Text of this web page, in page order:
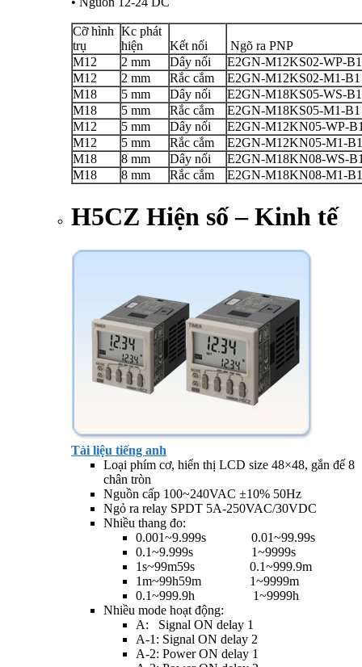
Cỡ hình
trụ
Kc phát
hiện
Kết nối
Ngõ ra PNP
M12
2 mm Dây nối
E2GN-M12KS02-WP-B1
M12
2 mm Rắc cắm
E2GN-M12KS02-M1-B1
M18
5 mm Dây nối
E2GN-M18KS05-WS-B1
M18
5 mm Rắc cắm
E2GN-M18KS05-M1-B1
M12
5 mm Dây nối
E2GN-M12KN05-WP-
M12
5 mm Rắc cắm
E2GN-M12KN05-M1-B1
M18
8 mm Dây nối
E2GN-M18KN08-WS-
M18
8 mm Rắc cắm E2GN-M18KN08-M1-B1
H5CZ Hiện số – Kinh tế
Tài liệu tiếng anh
Loại phím cơ, hiển thị LCD size 48×48, gắn đế 8
chân tròn
Nguồn cấp 100~240VAC ±10% 50Hz
Ngỏ ra relay SPDT 5A-250VAC/30VDC
Nhiều thang đo:
0.001~9.999s 0.01~99.99s
0.1~9.999s 1~9999s
1s~99m59s 0.1~999.9m
1m~99h59m 1~9999m
0.1~999.9h 1~9999h
Nhiều mode hoạt động:
A: Signal ON delay 1
A-1: Signal ON delay 2
A-2: Power ON delay 1